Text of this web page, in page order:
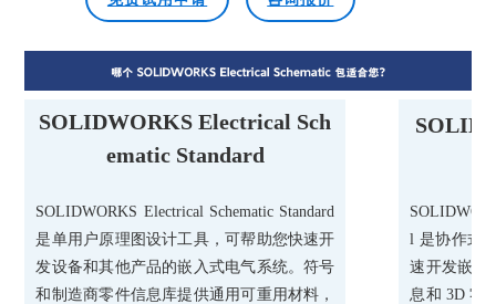
SOLIDWORKS Electrical Sch
ematic Standard
SOLIDWORKS Electrical Schematic Standard
是单用户原理图设计工具，可帮助您快速开
发设备和其他产品的嵌入式电气系统。符号
和制造商零件信息库提供通用可重用材料，
l 是协作式
速开发嵌入
息和 3D 零